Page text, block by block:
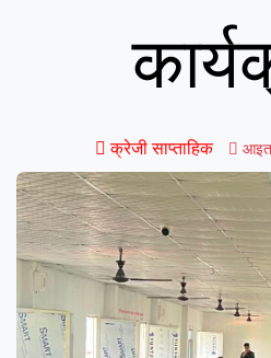
क्रेजी साप्ताहिक